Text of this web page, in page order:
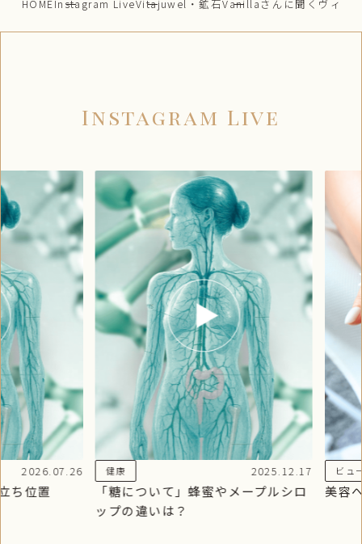
HOMEInstagram LiveVitajuwel・鉱石Vanillaさんに聞くヴィタ
Instagram Live
置
2025.12.17
健康
「糖について」蜂蜜やメープルシロ
ップの違いは？
ビューティ
美容への